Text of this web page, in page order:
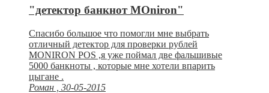
"детектор банкнот MOniron"
Спасибо большое что помогли мне выбрать
отличный детектор для проверки рублей
MONIRON POS ,я уже поймал две фальшивые
5000 банкноты , которые мне хотели впарить
цыгане .
Роман , 30-05-2015